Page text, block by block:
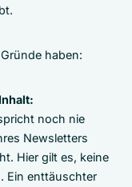
haben:
noch nie
Newsletters
Hier gilt es, keine
Ein enttäuschter